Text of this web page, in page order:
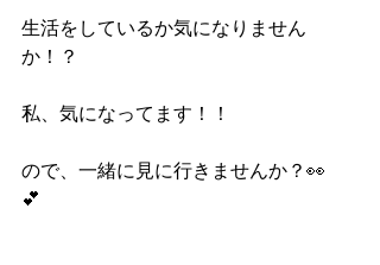
生活をしているか気になりません
か！？
私、気になってます！！
ので、一緒に見に行きませんか？👀
💕